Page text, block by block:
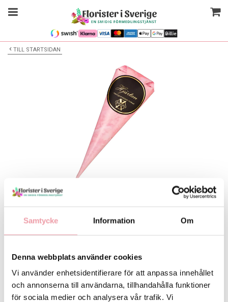
Samtycke Information Om
Denna webbplats använder cookies
Vi använder enhetsidentifierare för att anpassa innehållet
och annonserna till användarna, tillhandahålla funktioner
för sociala medier och analysera vår trafik. Vi
TILL STARTSIDAN
Välj alternativ
59 kr